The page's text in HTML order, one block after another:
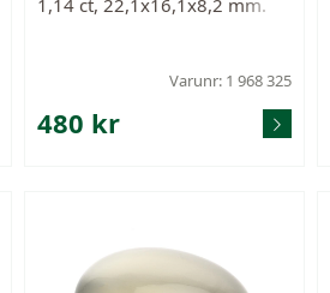
1,14 ct, 22,1x16,1x8,2 mm.
Varunr: 1 968 325
480 kr